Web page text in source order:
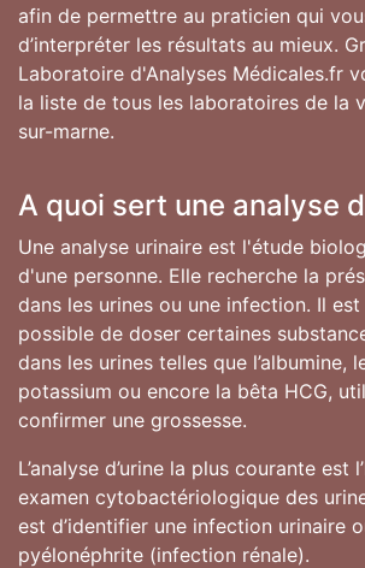
afin de permettre au praticien qui
d’interpréter les résultats au mieux.
Laboratoire d'Analyses Médicales.fr
la liste de tous les laboratoires de la
sur-marne.
A quoi sert une analyse
Une analyse urinaire est l'étude
d'une personne. Elle recherche la
dans les urines ou une infection. Il
possible de doser certaines
dans les urines telles que l’albumine,
potassium ou encore la bêta HCG,
confirmer une grossesse.
L’analyse d’urine la plus courante est
examen cytobactériologique des
est d’identifier une infection urinaire
pyélonéphrite (infection rénale).